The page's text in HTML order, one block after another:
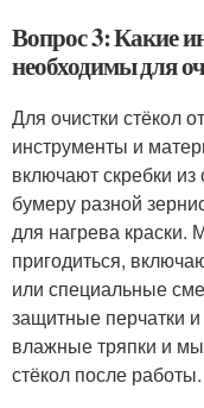
Вопрос 3: Какие
необходимы для
Для очистки стёкол
инструменты и
включают скребки
бумеру разной
для нагрева краски.
пригодиться,
или специальные
защитные перчатки
влажные тряпки и
стёкол после работы.